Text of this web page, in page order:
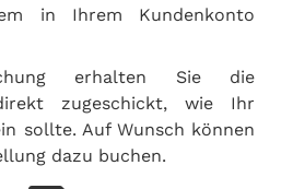
in Ihrem Kundenkonto
erhalten Sie die
zugeschickt, wie Ihr
sollte. Auf Wunsch können
dazu buchen.